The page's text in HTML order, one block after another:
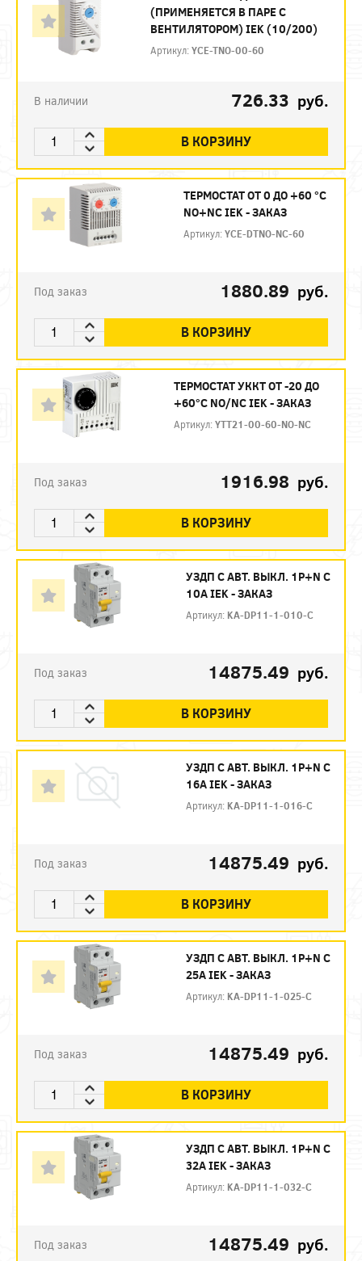
(ПРИМЕНЯЕТСЯ В ПАРЕ С
ВЕНТИЛЯТОРОМ) IEK (10/200)
Артикул:YCE-TNO-00-60
В наличии 726.33 руб.
В КОРЗИНУ
ТЕРМОСТАТ ОТ 0 ДО +60 °C
NO+NC IEK - ЗАКАЗ
Артикул:YCE-DTNO-NC-60
Под заказ 1880.89 руб.
В КОРЗИНУ
ТЕРМОСТАТ УККТ ОТ -20 ДО
+60°C NO/NC IEK - ЗАКАЗ
Артикул:YTT21-00-60-NO-NC
Под заказ 1916.98 руб.
В КОРЗИНУ
УЗДП C АВТ. ВЫКЛ. 1P+N C
10A IEK - ЗАКАЗ
Артикул: KA-DP11-1-010-C
Под заказ 14875.49 руб.
В КОРЗИНУ
УЗДП C АВТ. ВЫКЛ. 1P+N C
16A IEK - ЗАКАЗ
Артикул: KA-DP11-1-016-C
Под заказ 14875.49 руб.
В КОРЗИНУ
УЗДП C АВТ. ВЫКЛ. 1P+N C
25A IEK - ЗАКАЗ
Артикул: KA-DP11-1-025-C
Под заказ 14875.49 руб.
В КОРЗИНУ
УЗДП C АВТ. ВЫКЛ. 1P+N C
32A IEK - ЗАКАЗ
Артикул: KA-DP11-1-032-C
Под заказ 14875.49 руб.